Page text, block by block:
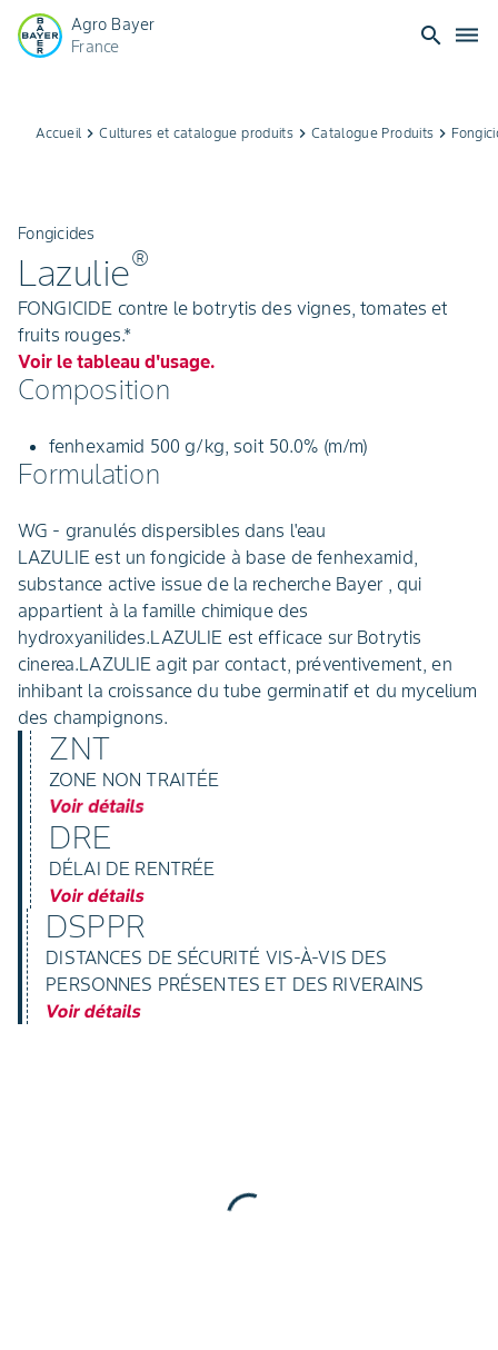
Agro Bayer
France
search dehaze
Accueil keyboard_arrow_rightCultures et catalogue produitskeyboard_arrow_right Catalogue Produits keyboard_arrow_right
Fongicides
Lazulie®
FONGICIDE contre le botrytis des vignes, tomates et
fruits rouges.*
Voir le tableau d'usage.
Composition
fenhexamid 500 g/kg, soit 50.0% (m/m)
Formulation
WG - granulés dispersibles dans l'eau
LAZULIE est un fongicide à base de fenhexamid,
substance active issue de la recherche Bayer , qui
appartient à la famille chimique des
hydroxyanilides.LAZULIE est efficace sur Botrytis
cinerea.LAZULIE agit par contact, préventivement, en
inhibant la croissance du tube germinatif et du mycelium
des champignons.
ZNT
ZONE NON TRAITÉE
Voir détails
DRE
DÉLAI DE RENTRÉE
Voir détails
DSPPR
DISTANCES DE SÉCURITÉ VIS-À-VIS DES
PERSONNES PRÉSENTES ET DES RIVERAINS
Voir détails